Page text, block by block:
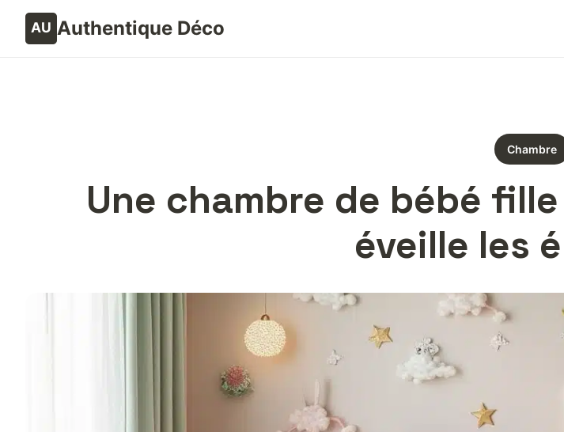
Authentique Déco
Chambre
Une chambre de bébé
éveille les